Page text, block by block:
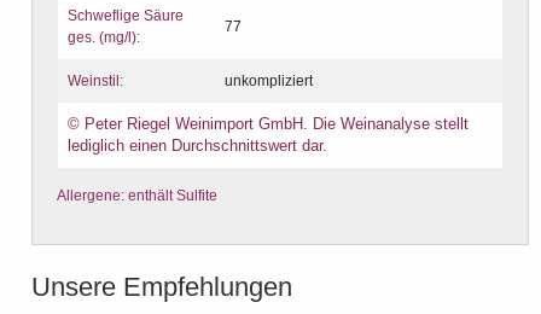
Schweflige Säure
ges. (mg/l):
77
Weinstil: unkompliziert
© Peter Riegel Weinimport GmbH. Die Weinanalyse stellt
lediglich einen Durchschnittswert dar.
Allergene: enthält Sulfite
Unsere Empfehlungen